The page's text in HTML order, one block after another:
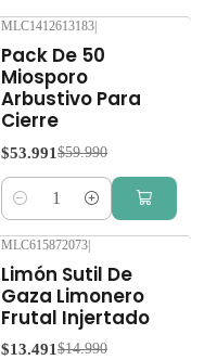
MLC1412613183
Pack De 50
Miosporo
Arbustivo Para
Cierre
$53.991 $59.990
Cantidad
MLC615872073|
Limón Sutil De
Gaza Limonero
Frutal Injertado
$13.491 $14.990